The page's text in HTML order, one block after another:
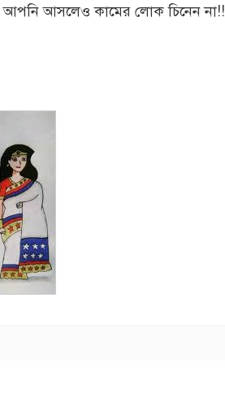
আপনি আসলেও কামের লোক চিনেন না!!